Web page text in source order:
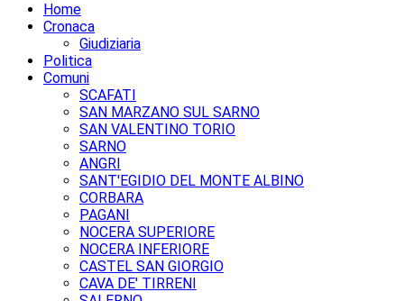
Home
Cronaca
Giudiziaria
Politica
Comuni
SCAFATI
SAN MARZANO SUL SARNO
SAN VALENTINO TORIO
SARNO
ANGRI
SANT'EGIDIO DEL MONTE ALBINO
CORBARA
PAGANI
NOCERA SUPERIORE
NOCERA INFERIORE
CASTEL SAN GIORGIO
CAVA DE' TIRRENI